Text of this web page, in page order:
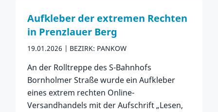
Aufkleber der extremen Rechten
in Prenzlauer Berg
19.01.2026 BEZIRK: PANKOW
An der Rolltreppe des S-Bahnhofs
Bornholmer Straße wurde ein Aufkleber
eines extrem rechten Online-
Versandhandels mit der Aufschrift „Lesen,